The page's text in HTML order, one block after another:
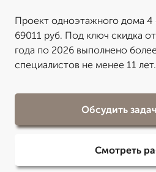
Проект одноэтажного дома 4
69011 руб. Под ключ скидка
года по 2026 выполнено
специалистов не менее 11 лет.
Обсудить
Смотреть